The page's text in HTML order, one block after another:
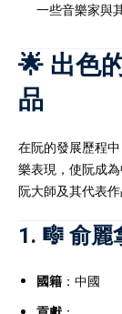
一些音樂家與
🌟 出色
品
在阮的發展歷程
樂表現，使阮成
阮大師及其代表作
1. 🎼俞麗
國籍 ：中國